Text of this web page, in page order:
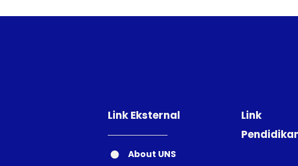
Link Eksternal
About UNS
Link